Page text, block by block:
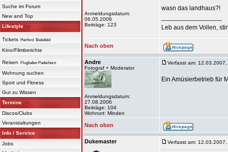
Suche im Forum
New and Top
Lifestyle
Tickets Herford Bielefeld
Kino/Filmberichte
Reisen Flughafen Paderborn
Wohnung suchen
Sport und Fitness
Gut zu Wissen
Termine
Discos/Clubs
Veranstaltungen
Info / Service
Jobs
Anmeldungsdatum:
06.05.2006
Beiträge: 123
wasn das landhaus?!
Leb aus dem Vollen,
Nach oben
Andre
Fotograf + Moderator
Anmeldungsdatum:
27.08.2006
Beiträge: 104
Wohnort: Minden
Verfasst am:
Ein Amüsierbetrieb für
Nach oben
Dukemaster Verfasst am: